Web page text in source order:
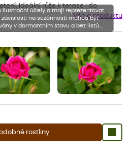
Ideální růže k terase i do
Vše o produktu
rostliny
ilustrační účely a mají reprezentovat
závislosti na sezónnosti mohou být
v dormantním stavu a bez listů.
níže, než je uvedená výška,